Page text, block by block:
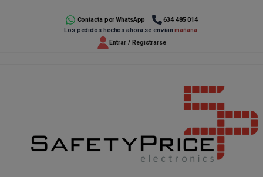
Contacta por WhatsApp
634 485 014
Los pedidos hechos ahora se envíanmañana
Entrar / Registrarse